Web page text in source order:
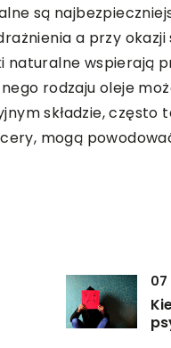
są
a przy
naturalne wspierają
rodzaju oleje
składzie,
mogą
07